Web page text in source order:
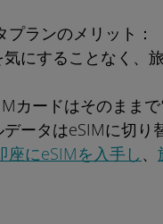
ランのメリット：
にすることなく、
カードはそのまま
ータはeSIMに切り
座にeSIMを入手し 、